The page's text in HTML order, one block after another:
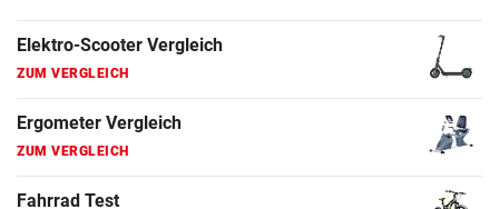
Faszienrolle Vergleich
Hoverboard Vergleich